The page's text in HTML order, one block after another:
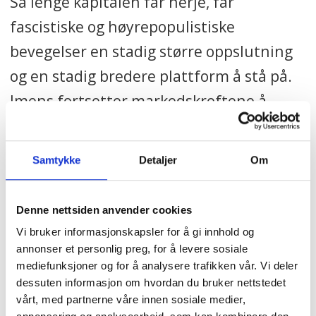
Samtykke Detaljer Om
Denne nettsiden anvender cookies
Vi bruker informasjonskapsler for å gi innhold og
annonser et personlig preg, for å levere sosiale
mediefunksjoner og for å analysere trafikken vår. Vi deler
dessuten informasjon om hvordan du bruker nettstedet
vårt, med partnerne våre innen sosiale medier,
fascistiske og høyrepopulistiske
bevegelser en stadig større oppslutning
og en stadig bredere plattform å stå på.
Imens fortsetter markedskreftene å
ødelegge grunnlaget for velferd for
Vi har ikke all verden med tid. Det er som
om luften står stille i maktens korridorer
i Brussel. Utøylet kapitalisme
destabiliserer grunnlaget for fred i